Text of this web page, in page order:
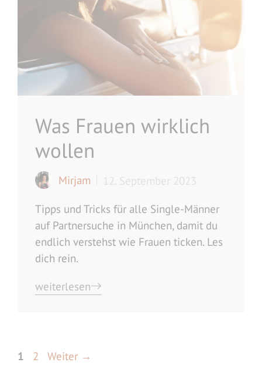
Was Frauen wirklich
wollen
Mirjam
12. September 2023
Tipps und Tricks für alle Single-Männer
auf Partnersuche in München, damit du
endlich verstehst wie Frauen ticken. Les
dich rein.
weiterlesen
Seite
1 Seite
2 Weiter →